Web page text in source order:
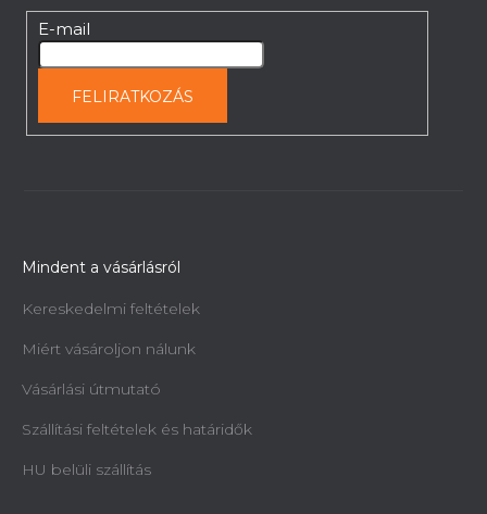
E-mail
FELIRATKOZÁS
Mindent a vásárlásról
Kereskedelmi feltételek
Miért vásároljon nálunk
Vásárlási útmutató
Szállítási feltételek és határidők
HU belüli szállítás